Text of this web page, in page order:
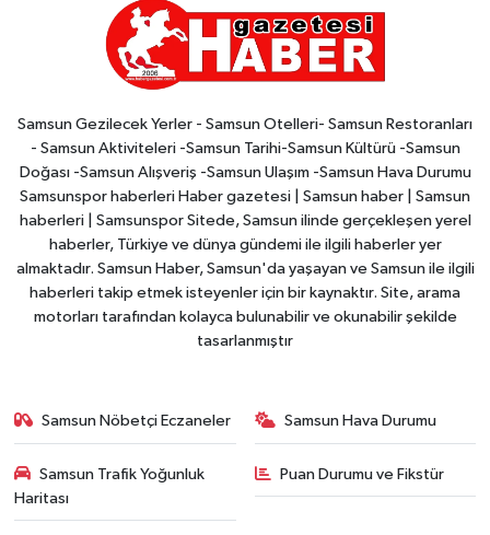
Samsun Gezilecek Yerler - Samsun Otelleri- Samsun Restoranları
- Samsun Aktiviteleri -Samsun Tarihi-Samsun Kültürü -Samsun
Doğası -Samsun Alışveriş -Samsun Ulaşım -Samsun Hava Durumu
Samsunspor haberleri Haber gazetesi | Samsun haber | Samsun
haberleri | Samsunspor Sitede, Samsun ilinde gerçekleşen yerel
haberler, Türkiye ve dünya gündemi ile ilgili haberler yer
almaktadır. Samsun Haber, Samsun'da yaşayan ve Samsun ile ilgili
haberleri takip etmek isteyenler için bir kaynaktır. Site, arama
motorları tarafından kolayca bulunabilir ve okunabilir şekilde
tasarlanmıştır
Samsun Nöbetçi Eczaneler Samsun Hava Durumu
Samsun Trafik Yoğunluk
Haritası
Puan Durumu ve Fikstür